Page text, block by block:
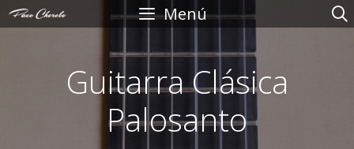
Saltar
Menú
Guitarra Clásica
Palosanto